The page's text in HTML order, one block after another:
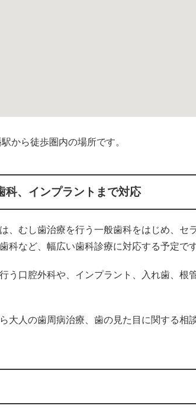
から徒歩圏内の場所です。
科、インプラントまで対応
、むし歯治療を行う一般歯科をはじめ、セ
科など、幅広い歯科診療に対応する予定です
う口腔外科や、インプラント、入れ歯、根
大人の歯周病治療、歯の見た目に関する相